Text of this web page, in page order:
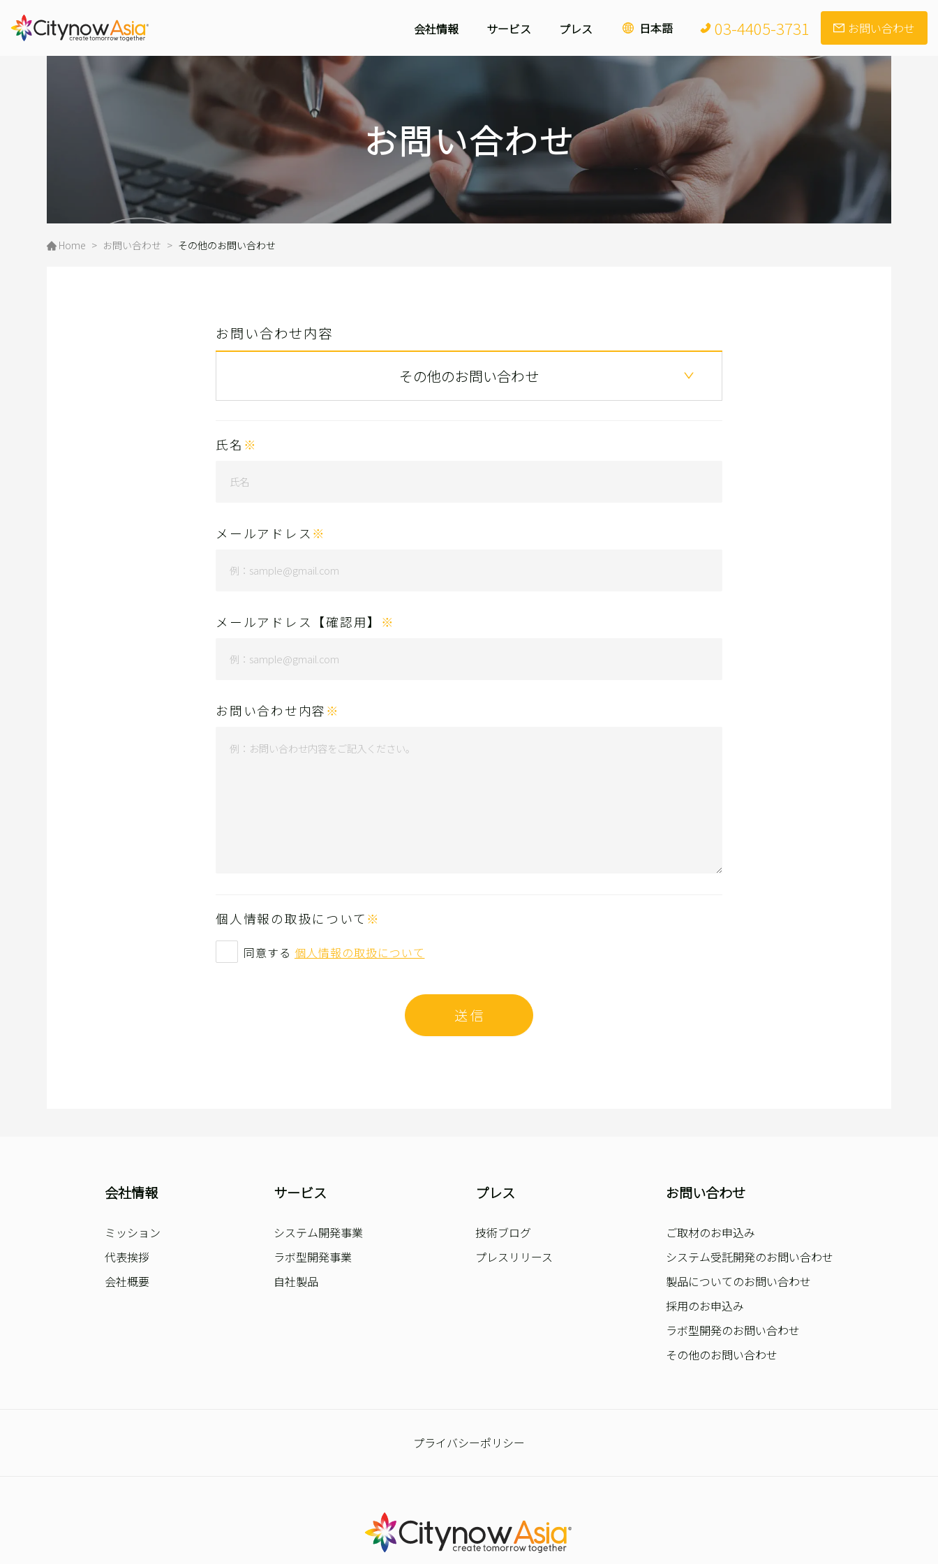
会社情報
会社概要
サービス
システム開発事業 自社製品
プレス 日本語 03-4405-3731 お問い合わせ
お問い合わせ
Home > お問い合わせ > その他のお問い合わせ
お問い合わせ内容
その他のお問い合わせ
氏名 ※
メールアドレス ※
メールアドレス【確認用】 ※
お問い合わせ内容 ※
個人情報の取扱について ※
同意する 個人情報の取扱について
送 信
会社情報
ミッション
代表挨拶
会社概要
サービス
システム開発事業
ラボ型開発事業
自社製品
プレス
技術ブログ
プレスリリース
お問い合わせ
ご取材のお申込み
システム受託開発のお問い合わせ
製品についてのお問い合わせ
採用のお申込み
ラボ型開発のお問い合わせ
その他のお問い合わせ
プライバシーポリシー